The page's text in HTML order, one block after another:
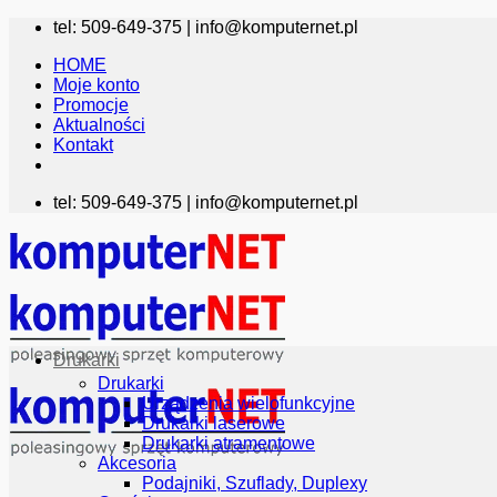
Przewiń
zawartości
tel: 509-649-375 | info@komputernet.pl
HOME
Moje konto
Promocje
Aktualności
Kontakt
tel: 509-649-375 | info@komputernet.pl
Drukarki
Drukarki
Urządzenia wielofunkcyjne
Drukarki laserowe
Drukarki atramentowe
Akcesoria
Podajniki, Szuflady, Duplexy